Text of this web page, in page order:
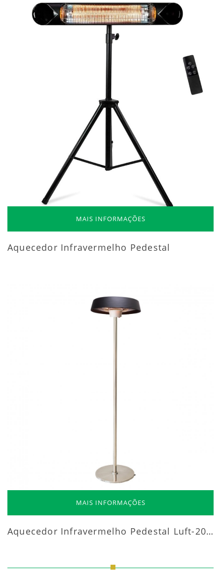
MAIS INFORMAÇÕES
Aquecedor Infravermelho Pedestal
MAIS INFORMAÇÕES
Aquecedor Infravermelho Pedestal Luft-20000